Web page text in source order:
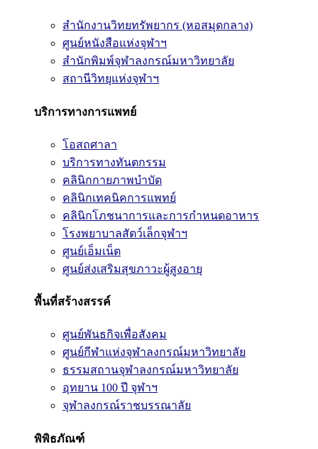
สำนักงานวิทยทรัพยากร (หอสมุดกลาง)
ศูนย์หนังสือแห่งจุฬาฯ
สำนักพิมพ์จุฬาลงกรณ์มหาวิทยาลัย
สถานีวิทยุแห่งจุฬาฯ
บริการทางการแพทย์
โอสถศาลา
บริการทางทันตกรรม
คลินิกกายภาพบำบัด
คลินิกเทคนิคการแพทย์
คลินิกโภชนาการและการกำหนดอาหาร
โรงพยาบาลสัตว์เล็กจุฬาฯ
ศูนย์เอ็มเน็ต
ศูนย์ส่งเสริมสุขภาวะผู้สูงอายุ
พื้นที่สร้างสรรค์
ศูนย์พันธกิจเพื่อสังคม
ศูนย์กีฬาแห่งจุฬาลงกรณ์มหาวิทยาลัย
ธรรมสถานจุฬาลงกรณ์มหาวิทยาลัย
อุทยาน 100 ปี จุฬาฯ
จุฬาลงกรณ์ราชบรรณาลัย
พิพิธภัณฑ์